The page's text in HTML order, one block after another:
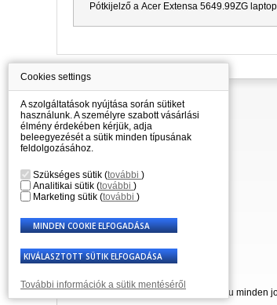
Pótkijelző a Acer Extensa 5649.99ZG
Információ
Mindent a vásárlásról
A szállítás árai
Nagykereskedés
Reklamációs szabályzat
Üzleti feltételek
A személyes adatok feldolgozása
© 2007 - 2026 Laptop-Components.hu minden
Cookies settings
A szolgáltatások nyújtása során sütiket
használunk. A személyre szabott vásárlási
élmény érdekében kérjük, adja
beleegyezését a sütik minden típusának
feldolgozásához.
Szükséges sütik (további )
Analitikai sütik (további )
Marketing sütik (további )
További információk a sütik mentéséről